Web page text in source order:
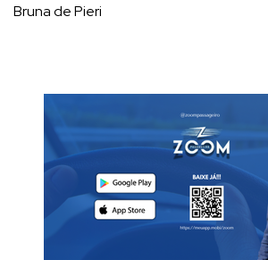
Bruna de Pieri